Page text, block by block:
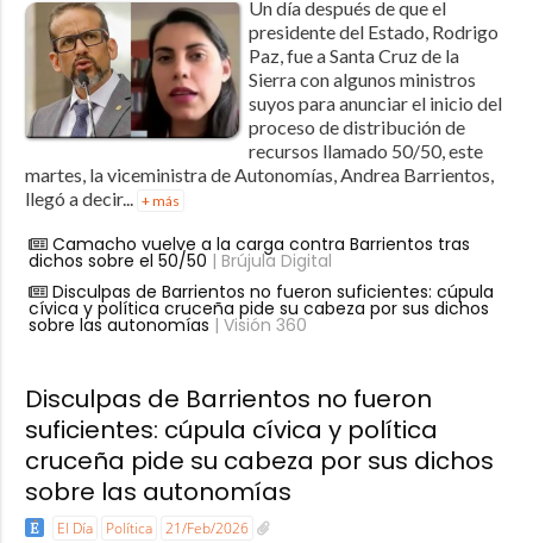
Un día después de que el
presidente del Estado, Rodrigo
Paz, fue a Santa Cruz de la
Sierra con algunos ministros
suyos para anunciar el inicio del
proceso de distribución de
recursos llamado 50/50, este
martes, la viceministra de Autonomías, Andrea Barrientos,
llegó a decir...
+ más
Camacho vuelve a la carga contra Barrientos tras
dichos sobre el 50/50 | Brújula Digital
Disculpas de Barrientos no fueron suficientes: cúpula
cívica y política cruceña pide su cabeza por sus dichos
sobre las autonomías | Visión 360
Disculpas de Barrientos no fueron
suficientes: cúpula cívica y política
cruceña pide su cabeza por sus dichos
sobre las autonomías
El Día Política 21/Feb/2026